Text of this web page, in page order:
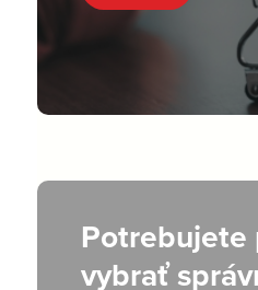
Potrebujete
vybrať